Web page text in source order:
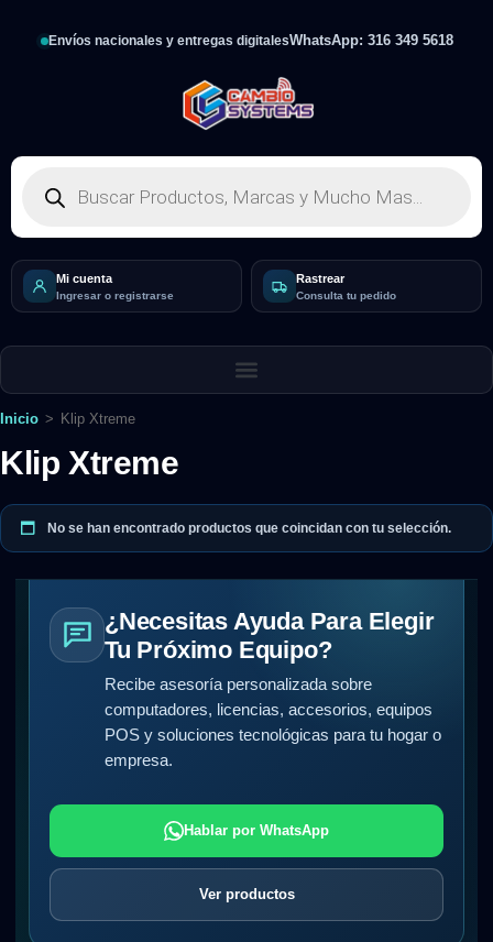
Envíos nacionales y entregas digitalesWhatsApp: 316 349 5618
Mi cuenta
Ingresar o registrarse
Rastrear
Consulta tu pedido
Inicio > Klip Xtreme
Klip Xtreme
No se han encontrado productos que coincidan con tu selección.
¿Necesitas Ayuda Para Elegir
Tu Próximo Equipo?
Recibe asesoría personalizada sobre
computadores, licencias, accesorios, equipos
POS y soluciones tecnológicas para tu hogar o
empresa.
Hablar por WhatsApp
Ver productos